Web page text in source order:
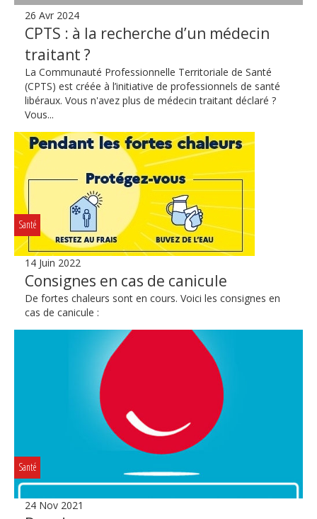
26 Avr 2024
CPTS : à la recherche d’un médecin
traitant ?
La Communauté Professionnelle Territoriale de Santé
(CPTS) est créée à l’initiative de professionnels de santé
libéraux. Vous n'avez plus de médecin traitant déclaré ?
Vous...
Santé
14 Juin 2022
Consignes en cas de canicule
De fortes chaleurs sont en cours. Voici les consignes en
cas de canicule :
Santé
24 Nov 2021